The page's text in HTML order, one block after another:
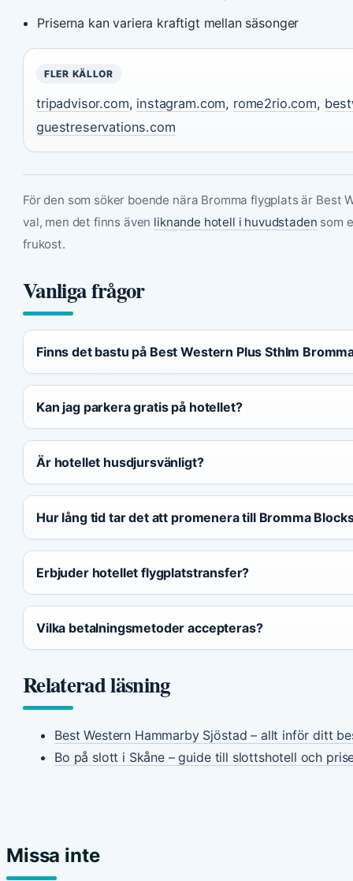
Priserna kan variera kraftigt mellan säsonger
FLER KÄLLOR
tripadvisor.com, instagram.com, rome2rio.com,
guestreservations.com
För den som söker boende nära Bromma flygplats är Best
val, men det finns även liknande hotell i huvudstaden som
frukost.
Vanliga frågor
Finns det bastu på Best Western Plus Sthlm
Kan jag parkera gratis på hotellet?
Är hotellet husdjursvänligt?
Hur lång tid tar det att promenera till Bromma
Erbjuder hotellet flygplatstransfer?
Vilka betalningsmetoder accepteras?
Relaterad läsning
Best Western Hammarby Sjöstad – allt inför ditt
Bo på slott i Skåne – guide till slottshotell och
Missa inte